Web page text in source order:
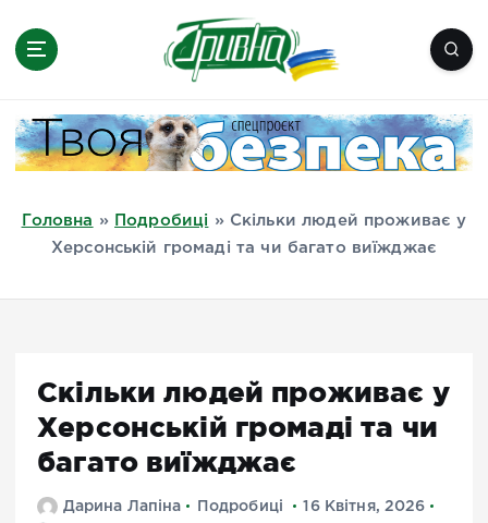
Миколаїв, Одеса, Мелітополь
Головна » Подробиці » Скільки людей проживає у
Херсонській громаді та чи багато виїжджає
Скільки людей проживає у
Херсонській громаді та чи
багато виїжджає
Дарина Лапіна Подробиці
16 Квітня, 2026